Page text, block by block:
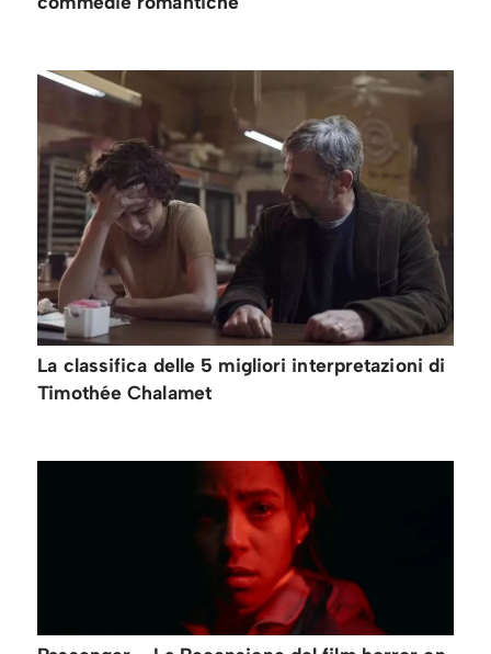
La classifica delle 5 migliori interpretazioni di
Timothée Chalamet